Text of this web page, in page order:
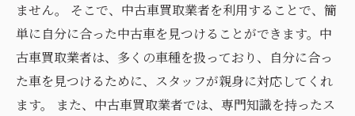
ません。 そこで、中古車買取業者を利用することで、簡
単に自分に合った中古車を見つけることができます。中
古車買取業者は、多くの車種を扱っており、自分に合っ
た車を見つけるために、スタッフが親身に対応してくれ
ます。 また、中古車買取業者では、専門知識を持ったス